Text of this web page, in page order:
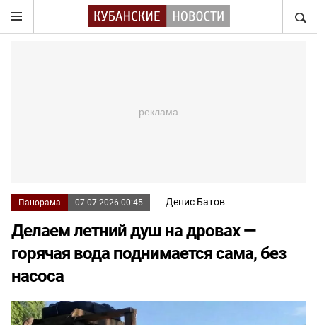
Панорама 07.07.2026 00:45 Денис Батов
Делаем летний душ на дровах —
горячая вода поднимается сама, без
насоса